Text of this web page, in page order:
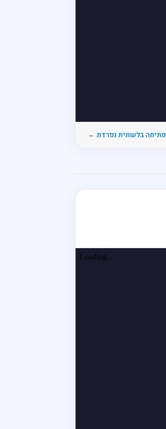
פתיחה בלשונית נפרדת ←